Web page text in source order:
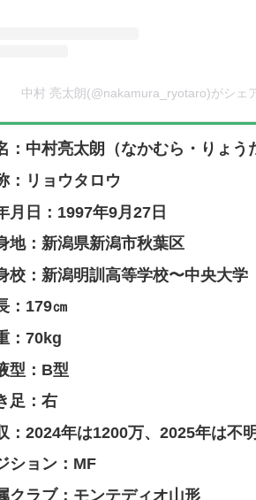
中村 亮太朗(@nakamura_ryotaro)がシェ
：中村亮太朗（なかむら・りょう
：リョウタロウ
月日：1997年9月27日
地：新潟県新潟市秋葉区
校：新潟明訓高等学校〜中央大学
：179㎝
：70kg
型：B型
足：右
：2024年は1200万、2025年は不明
ション：MF
クラブ：モンテディオ山形